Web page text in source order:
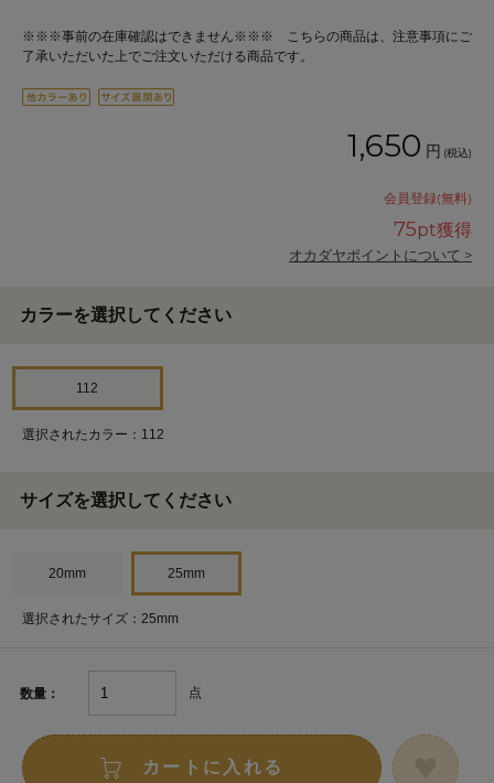
※※※事前の在庫確認はできません※※※ こちらの商品は、注意事項にご
了承いただいた上でご注文いただける商品です。
1,650 円 (税込)
会員登録(無料)
75pt獲得
オカダヤポイントについて >
カラーを選択してください
112
選択されたカラー：112
サイズを選択してください
20mm 25mm
選択されたサイズ：25mm
数量： 点
カートに入れる